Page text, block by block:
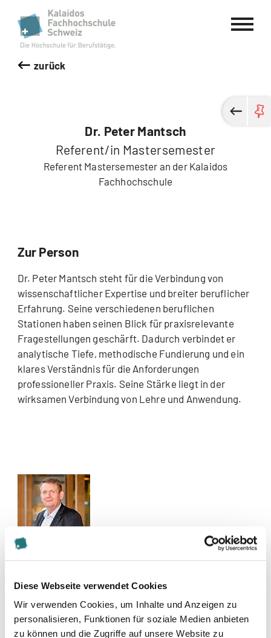
Diese Webseite verwendet Cookies
Wir verwenden Cookies, um Inhalte und Anzeigen zu
personalisieren, Funktionen für soziale Medien anbieten
zu können und die Zugriffe auf unsere Website zu
Kalaidos Fachhochschule Schweiz
zurück
Dr. Peter Mantsch
Referent/in Mastersemester
Referent Mastersemester an der Kalaidos
Fachhochschule
Zur Person
Dr. Peter Mantsch steht für die Verbindung von
wissenschaftlicher Expertise und breiter beruflicher
Erfahrung. Seine verschiedenen beruflichen
Stationen haben seinen Blick für praxisrelevante
Fragestellungen geschärft. Dadurch verbindet er
analytische Tiefe, methodische Fundierung und ein
klares Verständnis für die Anforderungen
professioneller Praxis. Seine Stärke liegt in der
wirksamen Verbindung von Lehre und Anwendung.
petere.mantsch@kalaidos-fh.ch
Zur Merkliste hinzufügen